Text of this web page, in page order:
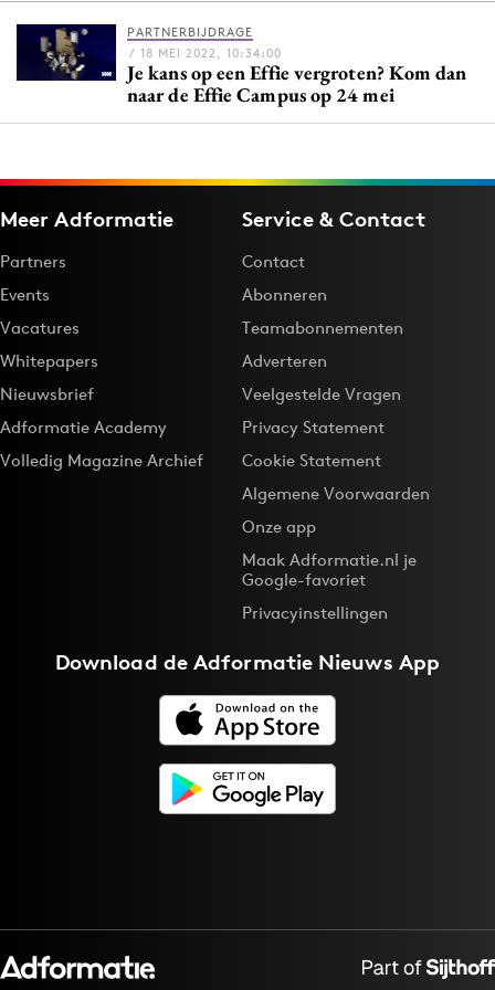
Menu
Adverteren
Events
Opleidingen
Vacatures
Academy
Partners
Topics
Digital transformation
Martech
PARTNERBIJDRAGE
/ 18 MEI 2022, 10:34:00
Je kans op een Effie vergroten? Kom dan
naar de Effie Campus op 24 mei
Meer Adformatie
Partners
Events
Vacatures
Whitepapers
Nieuwsbrief
Adformatie Academy
Volledig Magazine Archief
Service & Contact
Contact
Abonneren
Teamabonnementen
Adverteren
Veelgestelde Vragen
Privacy Statement
Cookie Statement
Algemene Voorwaarden
Onze app
Maak Adformatie.nl je
Google-favoriet
Privacyinstellingen
Download deAdformatie Nieuws App